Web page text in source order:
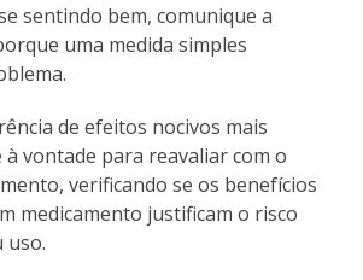
sentindo bem, comunique a
uma medida simples
de efeitos nocivos mais
vontade para reavaliar com o
verificando se os benefícios
medicamento justificam o risco
uso.